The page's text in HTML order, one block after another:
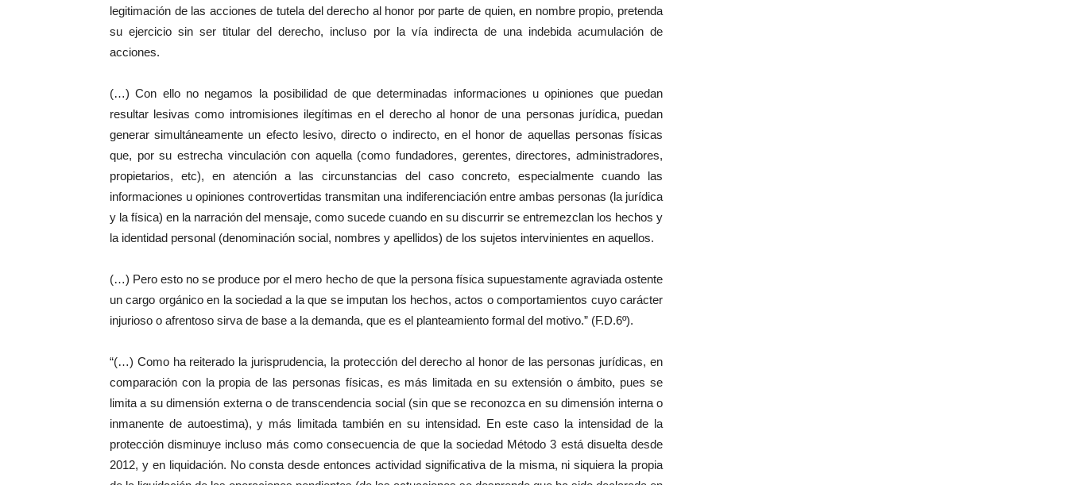
legitimación de las acciones de tutela del derecho al honor por parte de quien, en nombre propio, pretenda
su ejercicio sin ser titular del derecho, incluso por la vía indirecta de una indebida acumulación de
acciones.
(…) Con ello no negamos la posibilidad de que determinadas informaciones u opiniones que puedan
resultar lesivas como intromisiones ilegítimas en el derecho al honor de una personas jurídica, puedan
generar simultáneamente un efecto lesivo, directo o indirecto, en el honor de aquellas personas físicas
que, por su estrecha vinculación con aquella (como fundadores, gerentes, directores, administradores,
propietarios, etc), en atención a las circunstancias del caso concreto, especialmente cuando las
informaciones u opiniones controvertidas transmitan una indiferenciación entre ambas personas (la jurídica
y la física) en la narración del mensaje, como sucede cuando en su discurrir se entremezclan los hechos y
la identidad personal (denominación social, nombres y apellidos) de los sujetos intervinientes en aquellos.
(…) Pero esto no se produce por el mero hecho de que la persona física supuestamente agraviada ostente
un cargo orgánico en la sociedad a la que se imputan los hechos, actos o comportamientos cuyo carácter
injurioso o afrentoso sirva de base a la demanda, que es el planteamiento formal del motivo.” (F.D.6º).
“(…) Como ha reiterado la jurisprudencia, la protección del derecho al honor de las personas jurídicas, en
comparación con la propia de las personas físicas, es más limitada en su extensión o ámbito, pues se
limita a su dimensión externa o de transcendencia social (sin que se reconozca en su dimensión interna o
inmanente de autoestima), y más limitada también en su intensidad. En este caso la intensidad de la
protección disminuye incluso más como consecuencia de que la sociedad Método 3 está disuelta desde
2012, y en liquidación. No consta desde entonces actividad significativa de la misma, ni siquiera la propia